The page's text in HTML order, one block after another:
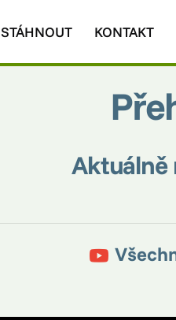
STÁHNOUT KONTAKT
Aktuálně